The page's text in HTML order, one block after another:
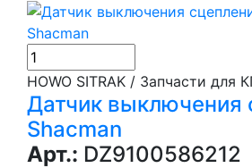
HOWO SITRAK / Запчасти для
Датчик выключения
Shacman
Арт.: DZ9100586212